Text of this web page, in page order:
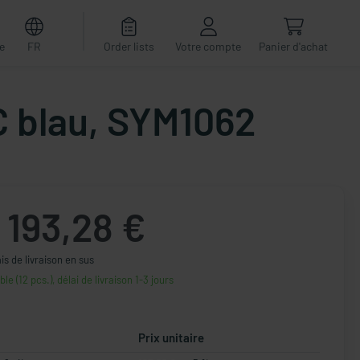
FR Order lists Votre compte Panier d'achat
SYM1062
193,28 €
de livraison en sus
(12 pcs.), délai de livraison 1-3 jours
Prix unitaire